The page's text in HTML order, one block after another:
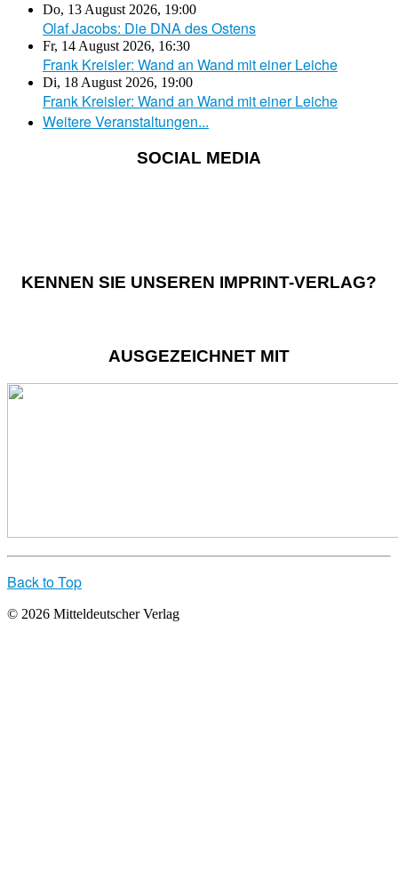
Do, 13 August 2026, 19:00
Olaf Jacobs: Die DNA des Ostens
Fr, 14 August 2026, 16:30
Frank Kreisler: Wand an Wand mit einer Leiche
Di, 18 August 2026, 19:00
Frank Kreisler: Wand an Wand mit einer Leiche
Weitere Veranstaltungen...
SOCIAL MEDIA
KENNEN SIE UNSEREN IMPRINT-VERLAG?
AUSGEZEICHNET MIT
Back to Top
© 2026 Mitteldeutscher Verlag